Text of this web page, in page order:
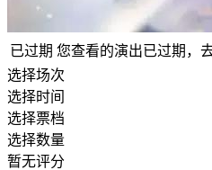
已过期 您查看的演出已过期，
选择场次
选择时间
选择票档
选择数量
暂无评分